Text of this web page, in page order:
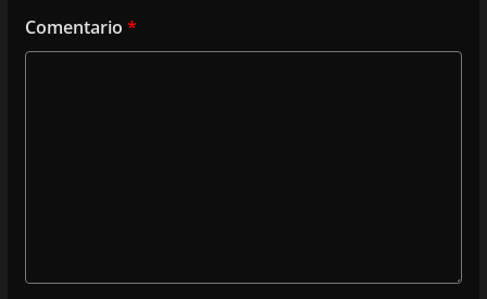
Comentario *